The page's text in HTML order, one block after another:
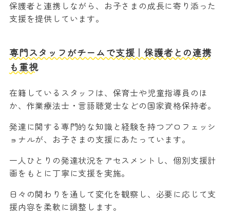
保護者と連携しながら、お子さまの成長に寄り添った
支援を提供しています。
専門スタッフがチームで支援｜保護者との連携
も重視
在籍しているスタッフは、保育士や児童指導員のほ
か、作業療法士・言語聴覚士などの国家資格保持者。
発達に関する専門的な知識と経験を持つプロフェッシ
ョナルが、お子さまの支援にあたっています。
一人ひとりの発達状況をアセスメントし、個別支援計
画をもとに丁寧に支援を実施。
日々の関わりを通して変化を観察し、必要に応じて支
援内容を柔軟に調整します。